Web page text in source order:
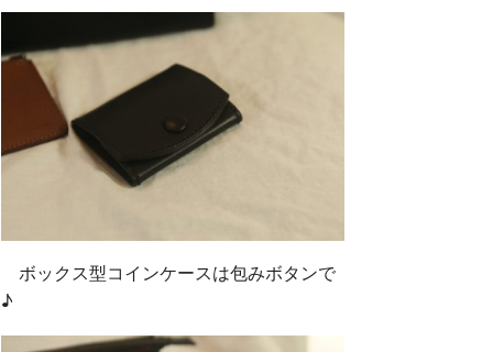
ボックス型コインケースは包みボタンで
♪